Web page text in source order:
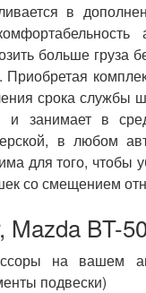
в
больше груза
срока службы
и занимает в
в любом
для того,
со смещением
BT-
на вашем
подвески)